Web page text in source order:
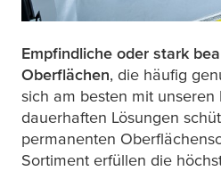
Empfindliche oder stark
Oberflächen, die häufig
sich am besten mit unseren
dauerhaften Lösungen
permanenten
Sortiment erfüllen die